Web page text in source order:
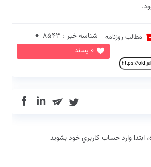
مطالب روزنامه
0 پسند
شناسه خبر : 8543 ♦
in
ابتدا وارد حساب كاربري خود بشويد